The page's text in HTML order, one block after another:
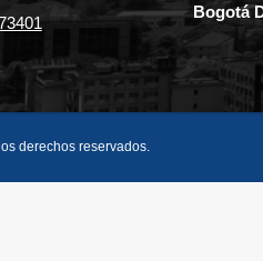
Bogotá
los derechos reservados.